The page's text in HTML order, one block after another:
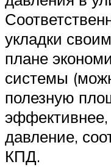
укладки
плане
системы
полезную
давление,
КПД.